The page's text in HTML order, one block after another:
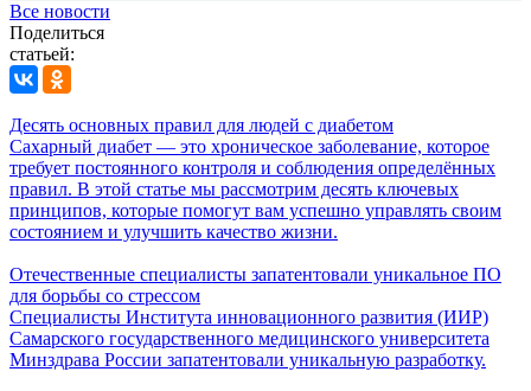
Все новости
Поделиться
статьей:
Десять основных правил для людей с диабетом
Сахарный диабет — это хроническое заболевание, которое
требует постоянного контроля и соблюдения определённых
правил. В этой статье мы рассмотрим десять ключевых
принципов, которые помогут вам успешно управлять своим
состоянием и улучшить качество жизни.
Отечественные специалисты запатентовали уникальное ПО
для борьбы со стрессом
Специалисты Института инновационного развития (ИИР)
Самарского государственного медицинского университета
Минздрава России запатентовали уникальную разработку.